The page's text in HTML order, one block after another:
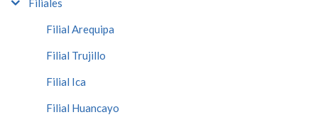
Filiales
Filial Arequipa
Filial Trujillo
Filial Ica
Filial Huancayo